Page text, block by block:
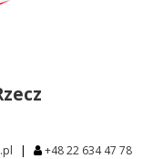
| +48 22 634 47 78